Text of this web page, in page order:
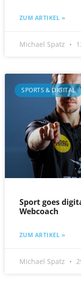
ZUM ARTIKEL »
Michael Spatz
SPORTS & DIGITAL
Sport goes
Webcoach
ZUM ARTIKEL »
Michael Spatz